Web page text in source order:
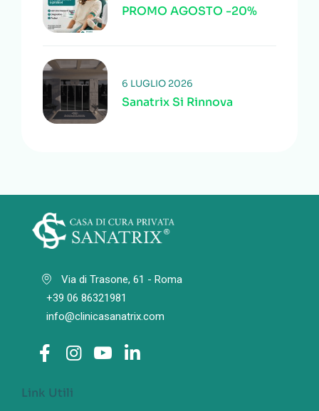
PROMO AGOSTO -20%
Sanatrix Si Rinnova
6 LUGLIO 2026
Via di Trasone, 61 - Roma
+39 06 86321981
info@clinicasanatrix.com
Link Utili